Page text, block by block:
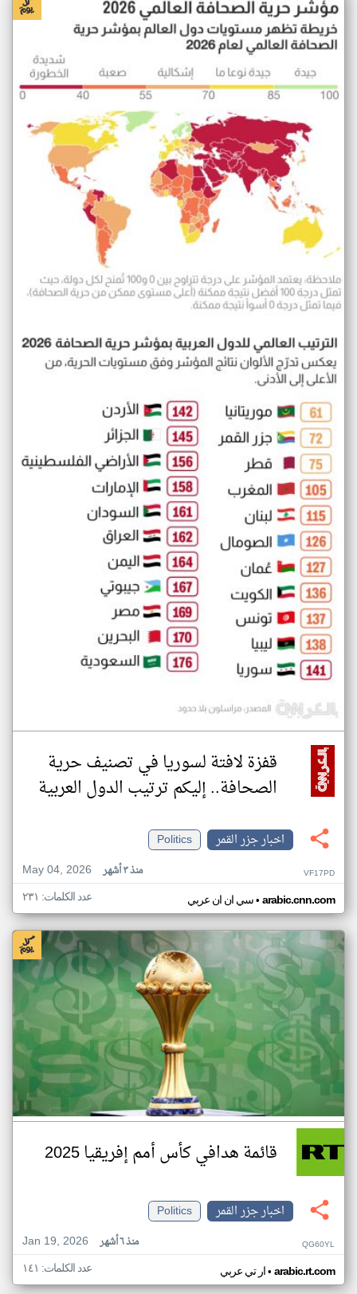
قفزة لافتة لسوريا في تصنيف حرية
الصحافة.. إليكم ترتيب الدول العربية
اخبار جزر القمر
Politics
May 04, 2026
منذ ٣ أشهر VF17PD
سي ان ان عربي• arabic.cnn.com عدد الكلمات: ٢٣١
قائمة هدافي كأس أمم إفريقيا 2025
اخبار جزر القمر
Politics
Jan 19, 2026
منذ ٦ أشهر QG60YL
ار تي عربي• arabic.rt.com عدد الكلمات: ١٤١